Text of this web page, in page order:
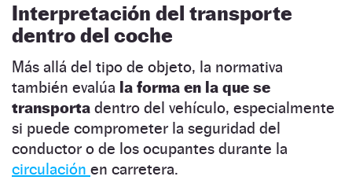
Interpretación del transporte
dentro del coche
Más allá del tipo de objeto, la normativa
también evalúa la forma en la que se
transporta dentro del vehículo, especialmente
si puede comprometer la seguridad del
conductor o de los ocupantes durante la
circulación en carretera.